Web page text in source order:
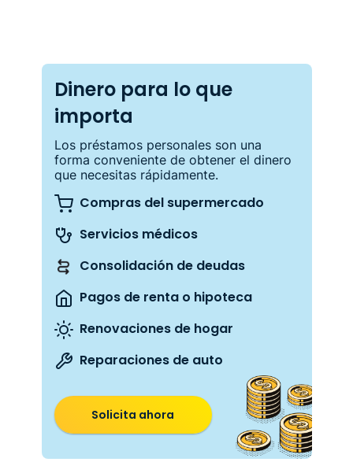
Dinero para lo que
importa
Los préstamos personales son una
forma conveniente de obtener el dinero
que necesitas rápidamente.
Compras del supermercado
Servicios médicos
Consolidación de deudas
Pagos de renta o hipoteca
Renovaciones de hogar
Reparaciones de auto
Solicita ahora